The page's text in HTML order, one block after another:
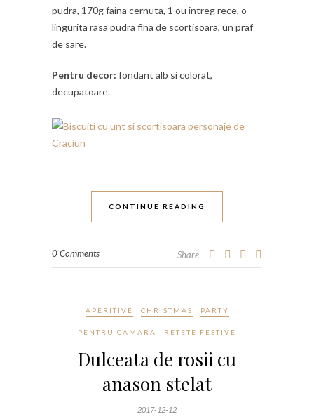
pudra, 170g faina cernuta, 1 ou intreg rece, o
lingurita rasa pudra fina de scortisoara, un praf
de sare.
Pentru decor: fondant alb si colorat,
decupatoare.
CONTINUE READING
0 Comments Share
APERITIVE CHRISTMAS PARTY
PENTRU CAMARA RETETE FESTIVE
Dulceata de rosii cu
anason stelat
2017-12-12